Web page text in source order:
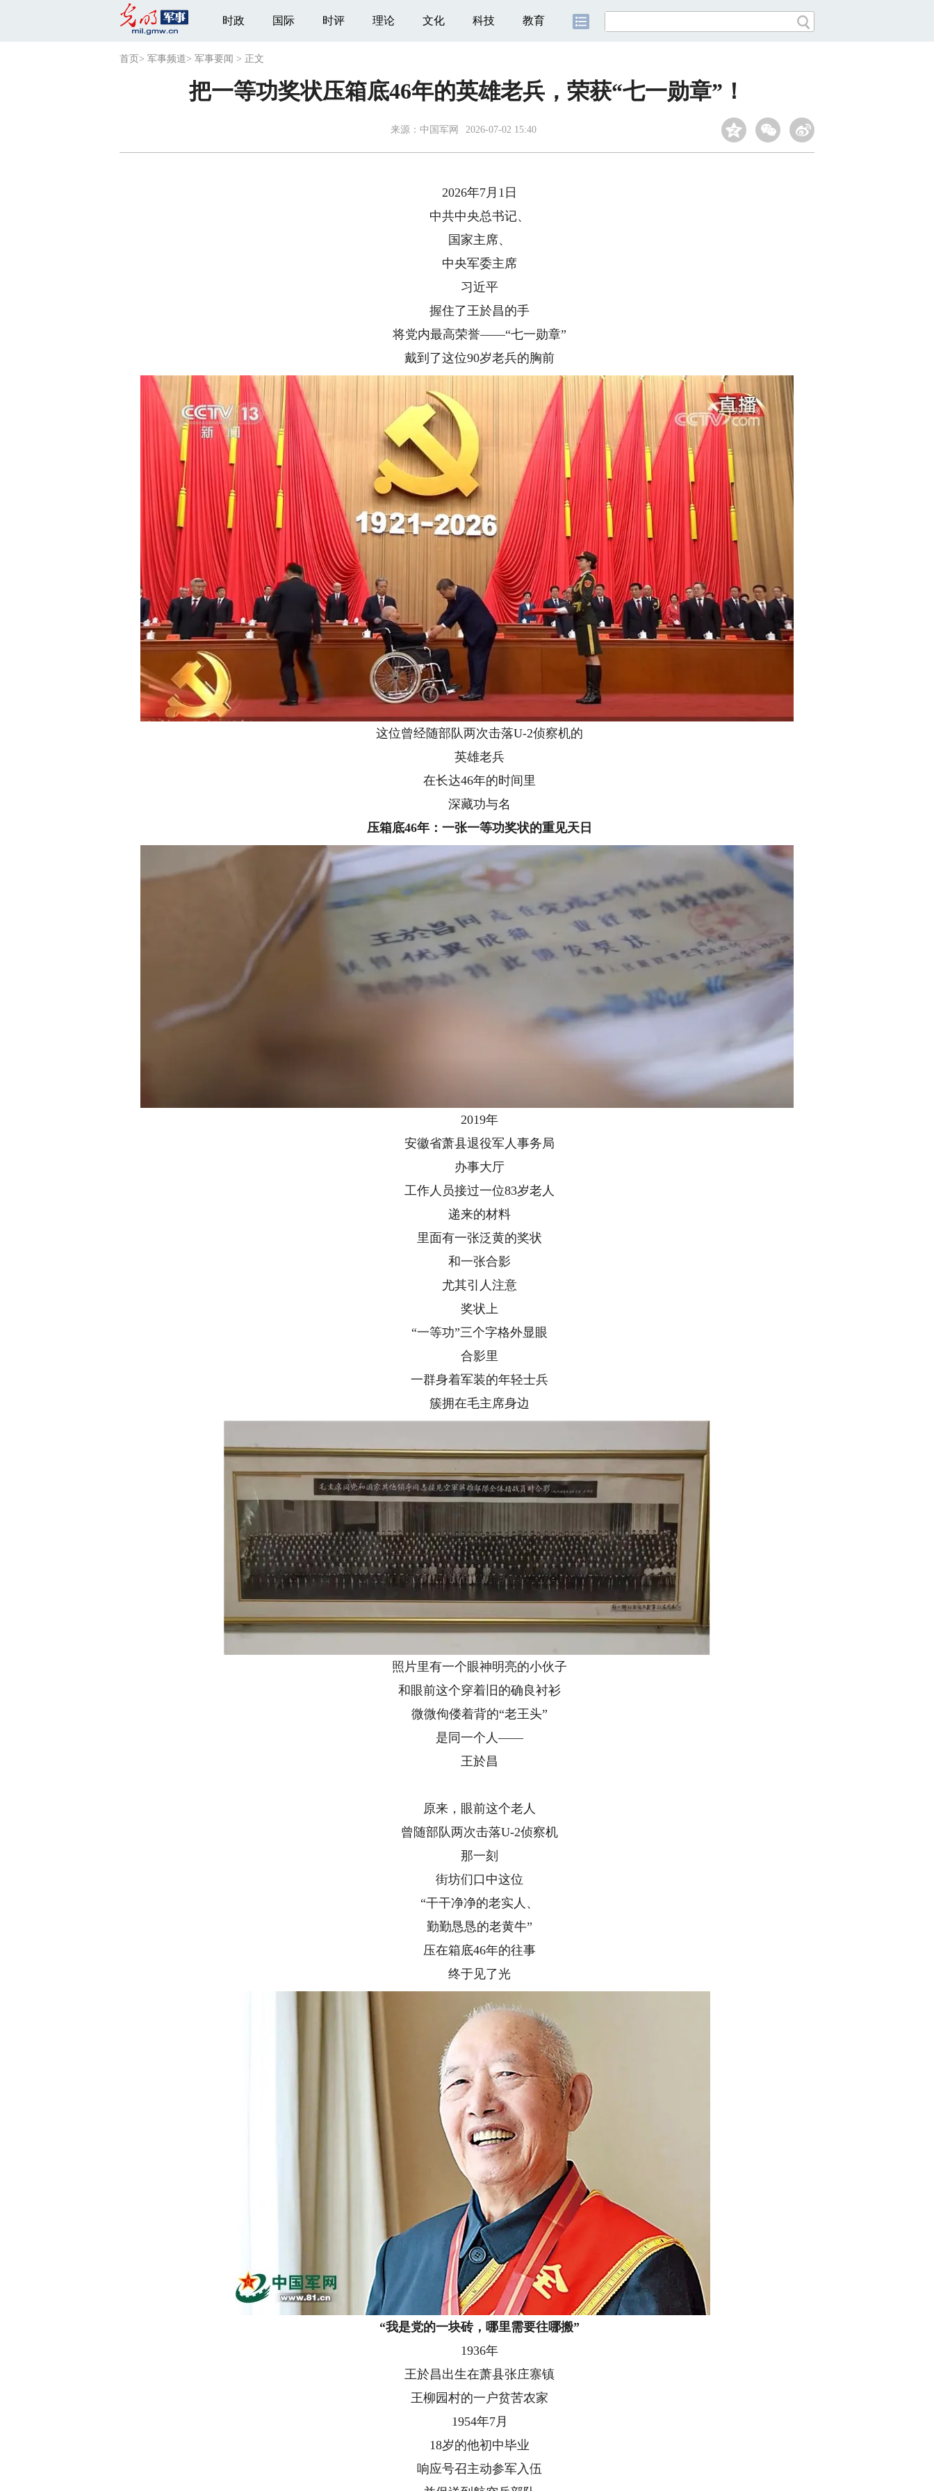
时政 国际 时评 理论 文化 科技 教育
首页 > 军事频道> 军事要闻 > 正文
把一等功奖状压箱底46年的英雄老兵，荣获“七一勋章”！
来源： 中国军网 2026-07-02 15:40
2026年7月1日
中共中央总书记、
国家主席、
中央军委主席
习近平
握住了王於昌的手
将党内最高荣誉——“七一勋章”
戴到了这位90岁老兵的胸前
这位曾经随部队两次击落U-2侦察机的
英雄老兵
在长达46年的时间里
深藏功与名
压箱底46年：一张一等功奖状的重见天日
2019年
安徽省萧县退役军人事务局
办事大厅
工作人员接过一位83岁老人
递来的材料
里面有一张泛黄的奖状
和一张合影
尤其引人注意
奖状上
“一等功”三个字格外显眼
合影里
一群身着军装的年轻士兵
簇拥在毛主席身边
照片里有一个眼神明亮的小伙子
和眼前这个穿着旧的确良衬衫
微微佝偻着背的“老王头”
是同一个人——
王於昌
原来，眼前这个老人
曾随部队两次击落U-2侦察机
那一刻
街坊们口中这位
“干干净净的老实人、
勤勤恳恳的老黄牛”
压在箱底46年的往事
终于见了光
“我是党的一块砖，哪里需要往哪搬”
1936年
王於昌出生在萧县张庄寨镇
王柳园村的一户贫苦农家
1954年7月
18岁的他初中毕业
响应号召主动参军入伍